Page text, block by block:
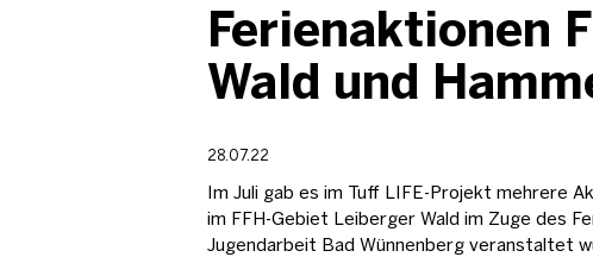
Ferienaktionen
Wald und
28.07.22
Im Juli gab es im Tuff LIFE-Projekt mehrere
im FFH-Gebiet Leiberger Wald im Zuge des
Jugendarbeit Bad Wünnenberg veranstaltet